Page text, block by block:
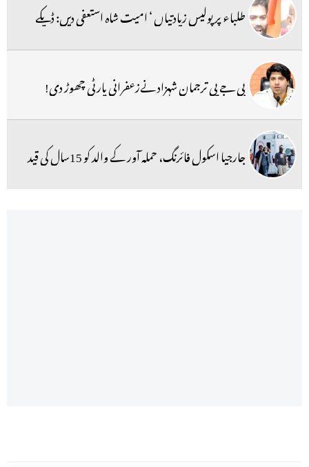
طلباء پر پولیس زیادتیاں ‘ امیت شاہ استعفی دیں: ڈپکے
بی جے پی ترجمان شہزاد نےزعفرانی پارٹی چھوڑ دی!
جارجیا اسکول فائرنگ، حملہ آور کے والد کو 15سال کی قید